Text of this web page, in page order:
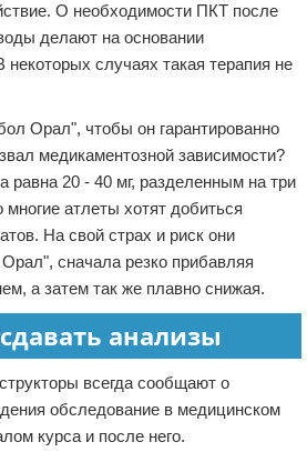
О необходимости ПКТ после
делают на основании
некоторых случаях такая терапия не
Орал", чтобы он гарантированно
медикаментозной зависимости?
равна 20 - 40 мг, разделенным на три
атлеты хотят добиться
На свой страх и риск они
сначала резко прибавляя
а затем так же плавно снижая.
анализы
всегда сообщают о
обследование в медицинском
курса и после него.